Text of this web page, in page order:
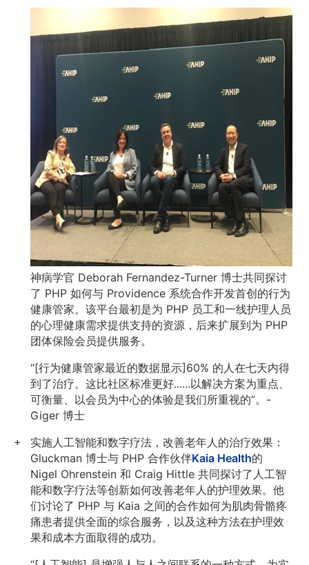
神病学官 Deborah Fernandez-Turner 博士共同探讨
了 PHP 如何与 Providence 系统合作开发首创的行为
健康管家。该平台最初是为 PHP 员工和一线护理人员
的心理健康需求提供支持的资源，后来扩展到为 PHP
团体保险会员提供服务。
“[行为健康管家最近的数据显示]60% 的人在七天内得
到了治疗。这比社区标准更好......以解决方案为重点、
可衡量、以会员为中心的体验是我们所重视的”。-
Giger 博士
实施人工智能和数字疗法，改善老年人的治疗效果：
Gluckman 博士与 PHP 合作伙伴Kaia Health的
Nigel Ohrenstein 和 Craig Hittle 共同探讨了人工智
能和数字疗法等创新如何改善老年人的护理效果。他
们讨论了 PHP 与 Kaia 之间的合作如何为肌肉骨骼疼
痛患者提供全面的综合服务，以及这种方法在护理效
果和成本方面取得的成功。